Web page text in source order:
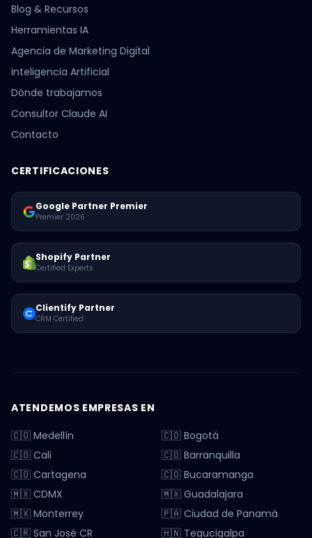
Blog & Recursos
Herramientas IA
Agencia de Marketing Digital
Inteligencia Artificial
Dónde trabajamos
Consultor Claude AI
Contacto
CERTIFICACIONES
Google Partner Premier
Premier 2026
Shopify Partner
Certified Experts
Clientify Partner
CRM Certified
ATENDEMOS EMPRESAS EN
🇨🇴 Medellín
🇨🇴 Bogotá
🇨🇴 Cali
🇨🇴 Barranquilla
🇨🇴 Cartagena
🇨🇴 Bucaramanga
🇲🇽 CDMX
🇲🇽 Guadalajara
🇲🇽 Monterrey
🇵🇦 Ciudad de Panamá
🇨🇷 San José CR
🇭🇳 Tegucigalpa